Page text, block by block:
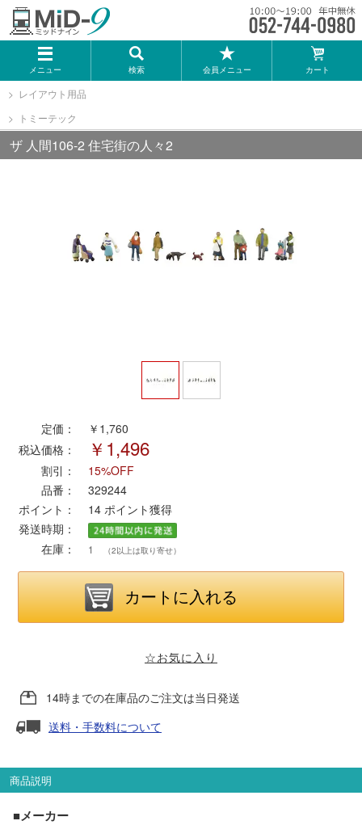
メニュー 検索 会員メニュー カート
メーカー一覧
TOMIX
KATO
マイクロエース
MODEMO(モデモ)
さんけい
トラムウェイ
天賞堂
TTC
セール品・キャンペーン
セール商品
走行エリア別 鉄道模型車両リスト
レイアウト用品
トミーテック
ザ 人間106-2 住宅街の人々2
定価：
￥1,760
税込価格：
￥1,496
割引：
15%OFF
品番：
329244
ポイント：
14 ポイント獲得
発送時期：
在庫：
1 （2以上は取り寄せ）
☆お気に入り
14時までの在庫品のご注文は当日発送
送料・手数料について
商品説明
■メーカー